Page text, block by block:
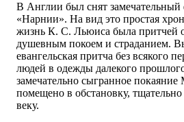
В Англии был снят замечательный
«Нарнии». На вид это простая
жизнь К. С. Льюиса была притчей
душевным покоем и страданием.
евангельская притча без всякого
людей в одежды далекого
замечательно сыгранное
помещено в обстановку,
веку.